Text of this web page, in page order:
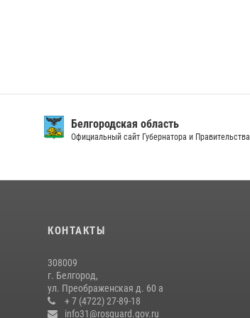
Белгородская область
Официальный сайт Губернатора и Правительства
КОНТАКТЫ
308009
г. Белгород,
ул. Преображенская д. 60 а
+ 7 (4722) 27-89-18
info31@rosguard.gov.ru